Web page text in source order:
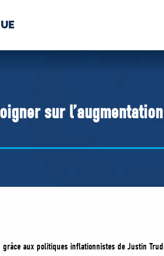
MÉDIAS
BOUTIQUE
sur
grâce aux politiques inflationnistes de Justin